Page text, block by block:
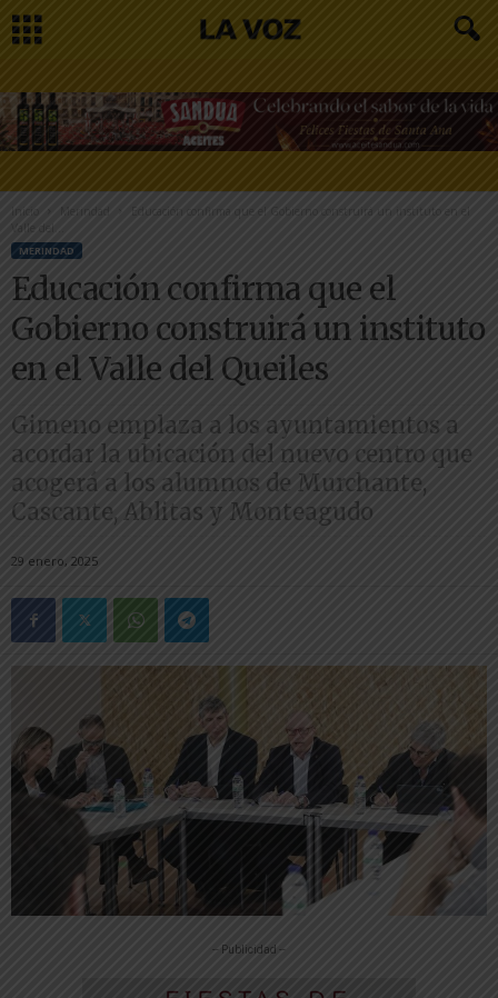
Inicio
Educación confirma que el Gobierno construirá un instituto en el
Valle del...
MERINDAD
Educación confirma que el
Gobierno construirá un instituto
en el Valle del Queiles
Gimeno emplaza a los ayuntamientos a
acordar la ubicación del nuevo centro que
acogerá a los alumnos de Murchante,
Cascante, Ablitas y Monteagudo
29 enero, 2025
-- Publicidad --